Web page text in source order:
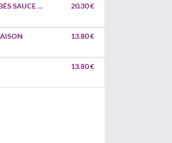
PETITS SCAMPIS FLAMBÉS SAUCE A L´AIL 20.30 €
13.80 €
13.80 €